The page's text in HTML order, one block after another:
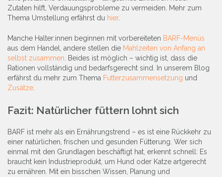
Zutaten hilft, Verdauungsprobleme zu vermeiden. Mehr zum
Thema Umstellung erfährst du hier.
Manche Halter:innen beginnen mit vorbereiteten BARF-Menüs
aus dem Handel, andere stellen die Mahlzeiten von Anfang an
selbst zusammen . Beides ist möglich – wichtig ist, dass die
Rationen vollständig und bedarfsgerecht sind. In unserem Blog
erfährst du mehr zum Thema Futterzusammensetzung und
Zusätze
Fazit: Natürlicher füttern lohnt sich
BARF ist mehr als ein Ernährungstrend – es ist eine Rückkehr zu
einer natürlichen, frischen und gesunden Fütterung. Wer sich
einmal mit den Grundlagen beschäftigt hat, erkennt schnell: Es
braucht kein Industrieprodukt, um Hund oder Katze artgerecht
zu ernähren. Mit ein bisschen Wissen, Planung und